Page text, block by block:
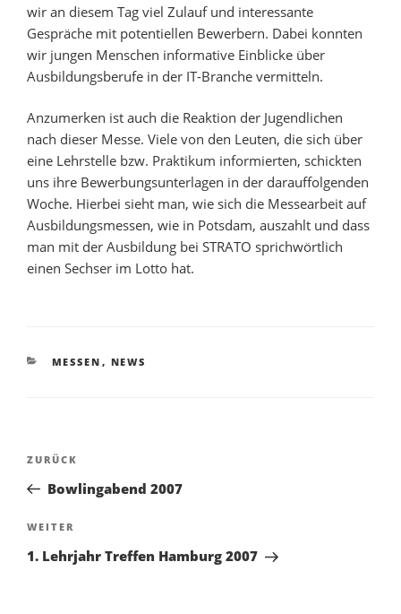
wir an diesem Tag viel Zulauf und interessante
Gespräche mit potentiellen Bewerbern. Dabei konnten
wir jungen Menschen informative Einblicke über
Ausbildungsberufe in der IT-Branche vermitteln.
Anzumerken ist auch die Reaktion der Jugendlichen
nach dieser Messe. Viele von den Leuten, die sich über
eine Lehrstelle bzw. Praktikum informierten, schickten
uns ihre Bewerbungsunterlagen in der darauffolgenden
Woche. Hierbei sieht man, wie sich die Messearbeit auf
Ausbildungsmessen, wie in Potsdam, auszahlt und dass
man mit der Ausbildung bei STRATO sprichwörtlich
einen Sechser im Lotto hat.
KATEGORIEN
MESSEN , NEWS
Beitragsnavigation
Vorheriger
Beitrag
ZURÜCK
Bowlingabend 2007
Nächster
Beitrag
WEITER
1. Lehrjahr Treffen Hamburg 2007